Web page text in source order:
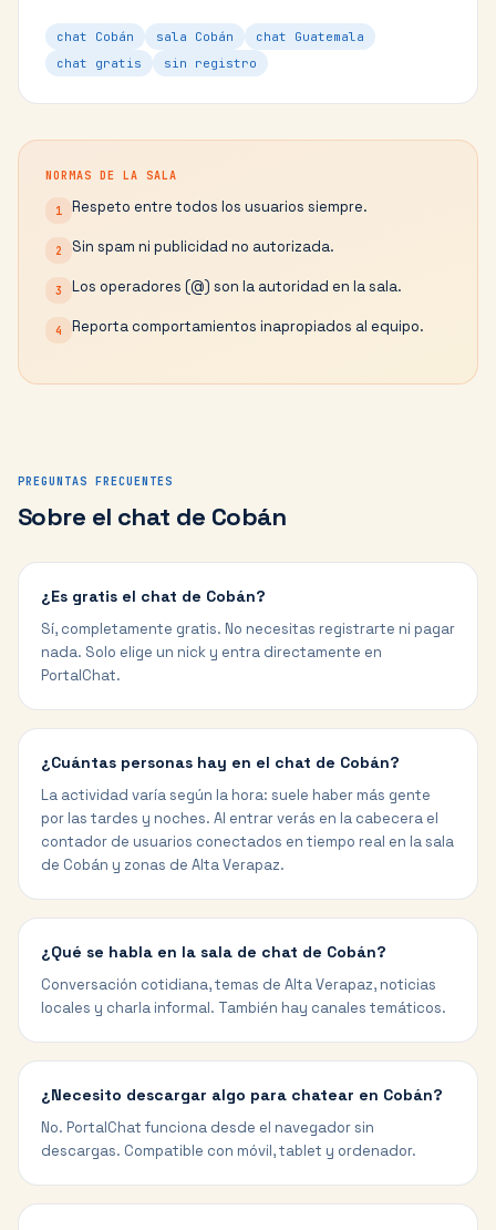
chat Cobán sala Cobán
chat Guatemala
chat gratis
sin registro
NORMAS DE LA SALA
1 Respeto entre todos los usuarios siempre.
2 Sin spam ni publicidad no autorizada.
3 Los operadores (@) son la autoridad en la sala.
4 Reporta comportamientos inapropiados al equipo.
PREGUNTAS FRECUENTES
Sobre el chat de Cobán
¿Es gratis el chat de Cobán?
Sí, completamente gratis. No necesitas registrarte ni pagar
nada. Solo elige un nick y entra directamente en
PortalChat.
¿Cuántas personas hay en el chat de Cobán?
La actividad varía según la hora: suele haber más gente
por las tardes y noches. Al entrar verás en la cabecera el
contador de usuarios conectados en tiempo real en la sala
de Cobán y zonas de Alta Verapaz.
¿Qué se habla en la sala de chat de Cobán?
Conversación cotidiana, temas de Alta Verapaz, noticias
locales y charla informal. También hay canales temáticos.
¿Necesito descargar algo para chatear en Cobán?
No. PortalChat funciona desde el navegador sin
descargas. Compatible con móvil, tablet y ordenador.